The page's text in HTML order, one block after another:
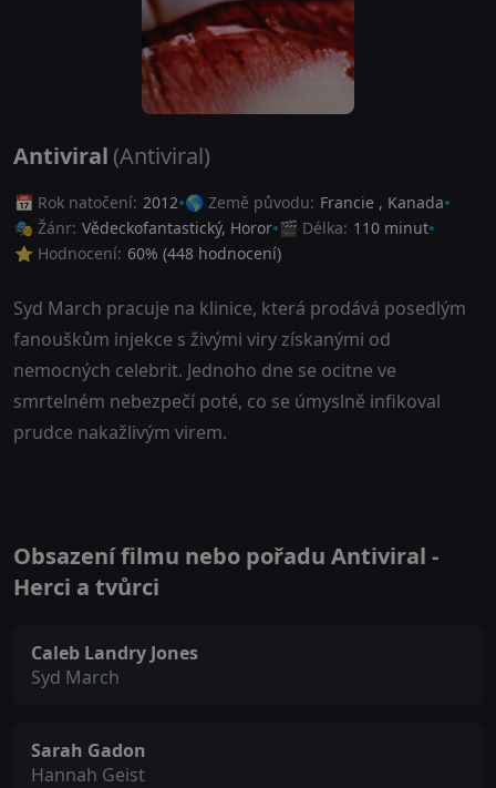
Antiviral (Antiviral)
📅 Rok natočení: 2012 🌎 Země původu: Francie , Kanada
🎭 Žánr: Vědeckofantastický, Horor 🎬 Délka: 110 minut
⭐ Hodnocení: 60% (448 hodnocení)
Syd March pracuje na klinice, která prodává posedlým
fanouškům injekce s živými viry získanými od
nemocných celebrit. Jednoho dne se ocitne ve
smrtelném nebezpečí poté, co se úmyslně infikoval
prudce nakažlivým virem.
Obsazení filmu nebo pořadu Antiviral -
Herci a tvůrci
Caleb Landry Jones
Syd March
Sarah Gadon
Hannah Geist